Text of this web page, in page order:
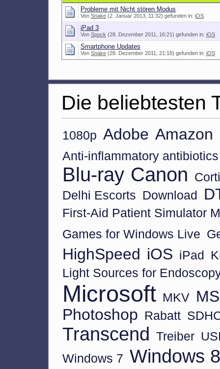
Probleme mit Nicht stören Modus
Von Snake (2. Januar 2013, 11:32) gefunden in: iOS
iPad 3
Von Spock (28. Dezember 2011, 16:21) gefunden in: iOS
Smartphone Updates
Von Snake (28. Dezember 2011, 21:16) gefunden in: iOS
Die beliebtesten
1080p Adobe Amazon
Anti-inflammatory
Blu-ray Canon
Delhi Escorts Download
First-Aid Patient Simulator
Games for Windows Live
HighSpeed iOS iPad
Light Sources for
Microsoft MKV
Photoshop Rabatt
Transcend Treiber
Windows 7 Windows 8